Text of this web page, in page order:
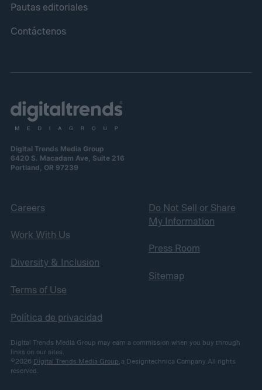
Pautas editoriales
Contáctenos
Digital Trends Media Group
6420 S. Macadam Ave, Suite 216
Portland, OR 97239
Careers
Work With Us
Diversity & Inclusion
Terms of Use
Política de privacidad
Do Not Sell or Share
My Information
Press Room
Sitemap
Digital Trends Media Group may earn a commission when you buy through
links on our sites.
©2026 Digital Trends Media Group, a Designtechnica Company. All rights
reserved.